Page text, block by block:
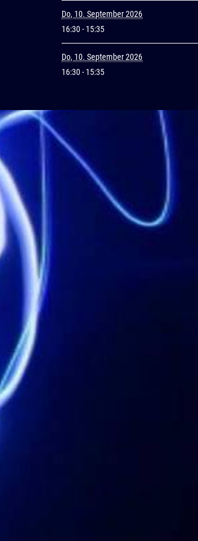
Do, 10. September 2026
16:30- 15:35
Do, 10. September 2026
16:30- 15:35